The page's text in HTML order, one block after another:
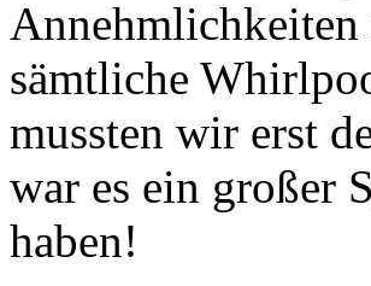
sämtliche
mussten wir erst
war es ein großer
haben!